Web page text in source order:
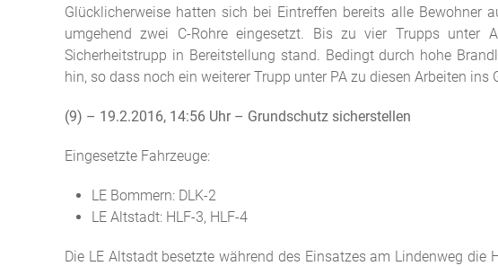
Glücklicherweise hatten sich bei Eintreffen bereits alle Bewohner
umgehend zwei C-Rohre eingesetzt. Bis zu vier Trupps unter
Sicherheitstrupp in Bereitstellung stand. Bedingt durch hohe
hin, so dass noch ein weiterer Trupp unter PA zu diesen Arbeiten ins
(9) – 19.2.2016, 14:56 Uhr – Grundschutz sicherstellen
Eingesetzte Fahrzeuge:
LE Bommern: DLK-2
LE Altstadt: HLF-3, HLF-4
Die LE Altstadt besetzte während des Einsatzes am Lindenweg